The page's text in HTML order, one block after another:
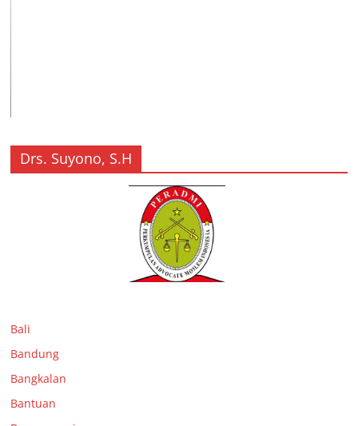
Drs. Suyono, S.H
Bali
Bandung
Bangkalan
Bantuan